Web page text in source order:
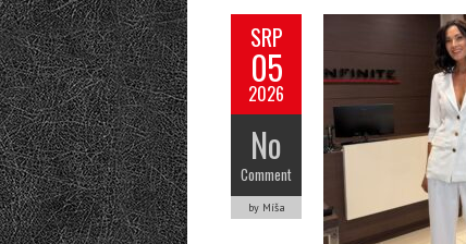
SRP
05
2026
No
Comment
by Míša